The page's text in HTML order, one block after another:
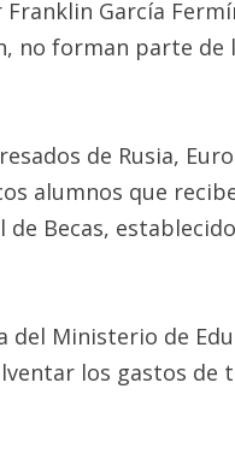
Franklin García
no forman parte de
de Rusia,
alumnos que
Becas,
Ministerio de
los gastos de